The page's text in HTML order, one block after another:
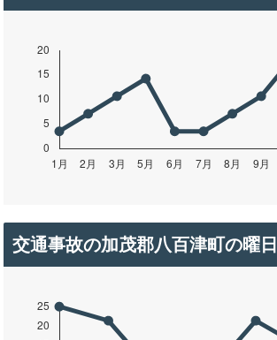
交通事故の加茂郡八百津町の曜